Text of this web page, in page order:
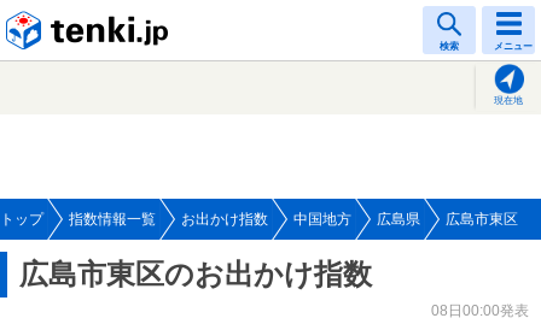
検索 メニュー
現在地
トップ 指数情報一覧 お出かけ指数 中国地方 広島県 広島市東区
広島市東区のお出かけ指数
08日00:00発表